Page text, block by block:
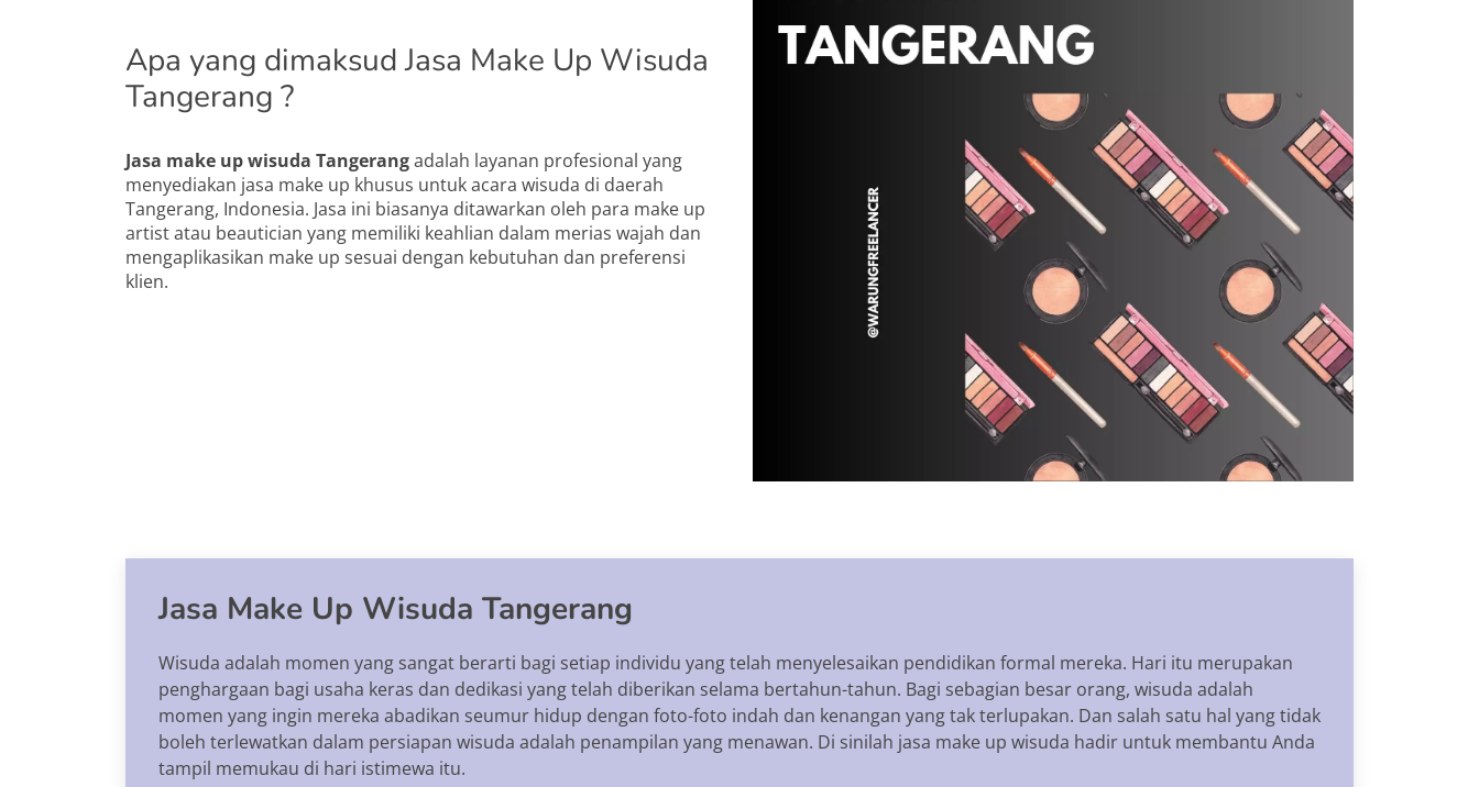
Apa yang dimaksud Jasa Make Up Wisuda
Tangerang ?
Jasa make up wisuda Tangerangadalah layanan profesional yang
menyediakan jasa make up khusus untuk acara wisuda di daerah
Tangerang, Indonesia. Jasa ini biasanya ditawarkan oleh para make up
artist atau beautician yang memiliki keahlian dalam merias wajah dan
mengaplikasikan make up sesuai dengan kebutuhan dan preferensi
klien.
Jasa Make Up Wisuda Tangerang
Wisuda adalah momen yang sangat berarti bagi setiap individu yang telah menyelesaikan pendidikan formal mereka. Hari itu merupakan
penghargaan bagi usaha keras dan dedikasi yang telah diberikan selama bertahun-tahun. Bagi sebagian besar orang, wisuda adalah
momen yang ingin mereka abadikan seumur hidup dengan foto-foto indah dan kenangan yang tak terlupakan. Dan salah satu hal yang tidak
boleh terlewatkan dalam persiapan wisuda adalah penampilan yang menawan. Di sinilah jasa make up wisuda hadir untuk membantu Anda
tampil memukau di hari istimewa itu.